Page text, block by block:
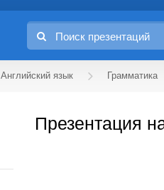
Английский язык Грамматика
Презентация